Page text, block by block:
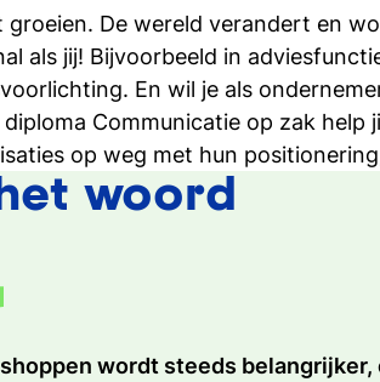
De wereld verandert en
als jij! Bijvoorbeeld in
En wil je als
Communicatie op zak help
op weg met hun
woord
wordt steeds
marketing manager houd ik me
als recruitment marketeer maak